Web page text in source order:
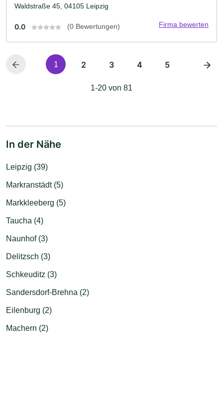
Waldstraße 45, 04105 Leipzig
0.0 (0 Bewertungen) Firma bewerten
1 2 3 4 5
1-20 von 81
In der Nähe
Leipzig (39)
Markranstädt (5)
Markkleeberg (5)
Taucha (4)
Naunhof (3)
Delitzsch (3)
Schkeuditz (3)
Sandersdorf-Brehna (2)
Eilenburg (2)
Machern (2)